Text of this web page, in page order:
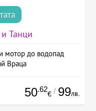
Танци
мотор до водопад
Враца
50.62
€ / 99лв.